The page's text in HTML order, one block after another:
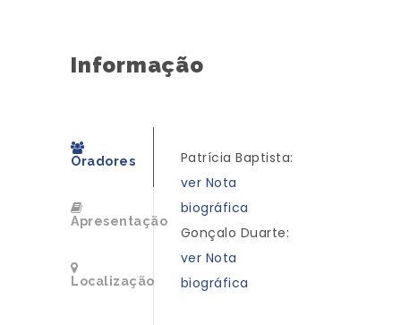
Informação
Oradores
Apresentação
Localização
Patrícia Baptista:
ver Nota
biográfica
Gonçalo Duarte:
ver Nota
biográfica